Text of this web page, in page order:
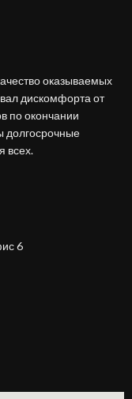
оказываемых
дискомфорта от
по окончании
долгосрочные
всех.
6